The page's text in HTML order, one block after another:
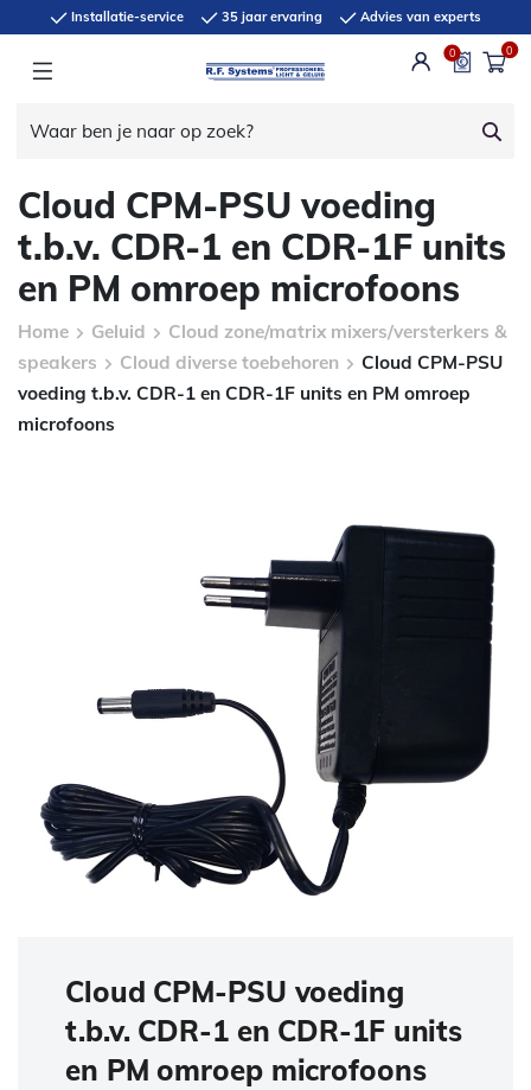
Installatie-service 35 jaar ervaring Advies van experts
0 0
Cloud CPM-PSU voeding
t.b.v. CDR-1 en CDR-1F units
en PM omroep microfoons
Home Geluid
Cloud zone/matrix mixers/versterkers &
speakers
Cloud diverse toebehoren
Cloud CPM-PSU
voeding t.b.v. CDR-1 en CDR-1F units en PM omroep
microfoons
Cloud CPM-PSU voeding
t.b.v. CDR-1 en CDR-1F units
en PM omroep microfoons